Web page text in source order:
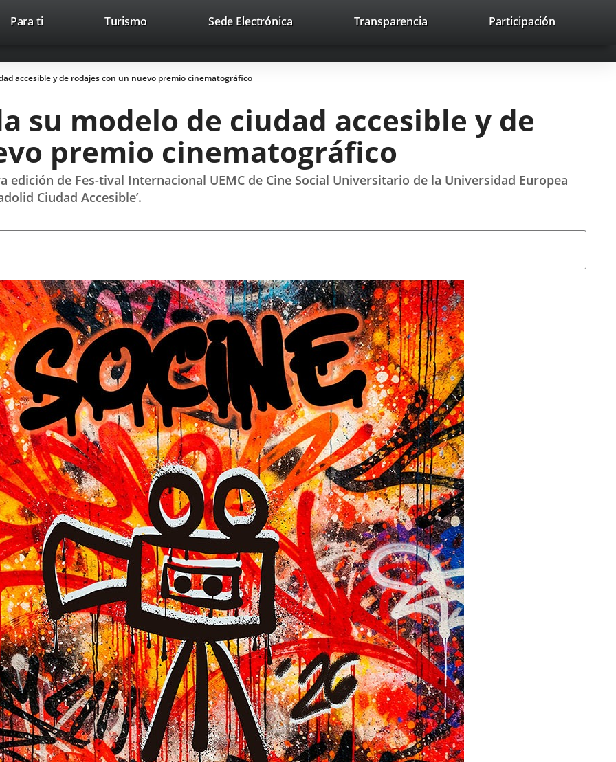
Trabaja con nosotros Contacto avaHeaderSocial
Enlace
una
Enlace
una
Enlace
una
Buscar
Para ti TurismoEste
abrirá
en
ventana
nueva.
Sede ElectrónicaEnlace
aplicación
Transparencia Participación
accesible y de rodajes con un nuevo premio cinematográfico
su modelo de ciudad accesible y de
premio cinematográfico
de Fes-tival Internacional UEMC de Cine Social Universitario de la Universidad Europea
Ciudad Accesible’.